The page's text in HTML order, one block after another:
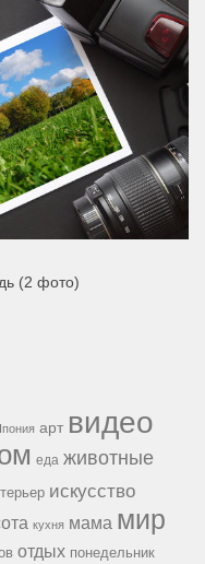
(2 фото)
арт видео
еда животные
искусство
кухня мама мир
отдых понедельник